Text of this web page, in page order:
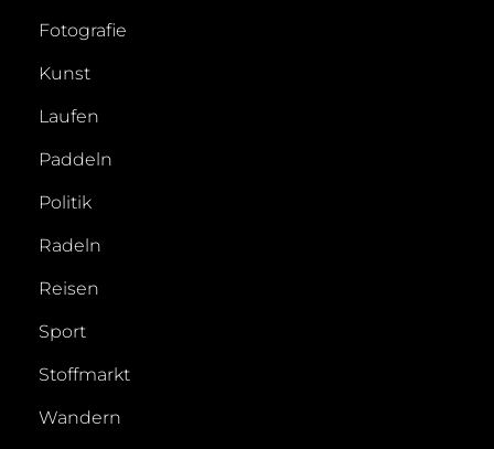
Fotografie
Kunst
Laufen
Paddeln
Politik
Radeln
Reisen
Sport
Stoffmarkt
Wandern